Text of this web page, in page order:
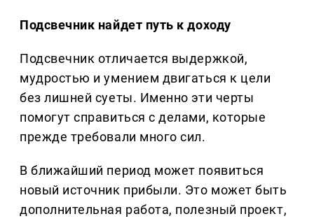
Подсвечник найдет путь к доходу
Подсвечник отличается выдержкой,
мудростью и умением двигаться к цели
без лишней суеты. Именно эти черты
помогут справиться с делами, которые
прежде требовали много сил.
В ближайший период может появиться
новый источник прибыли. Это может быть
дополнительная работа, полезный проект,